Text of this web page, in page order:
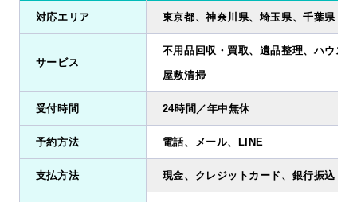
対応エリア 東京都、神奈川県、埼玉県、千葉県
サービス
不用品回収・買取、遺品整理、ハウス
屋敷清掃
受付時間 24時間／年中無休
予約方法 電話、メール、LINE
支払方法 現金、クレジットカード、銀行振込